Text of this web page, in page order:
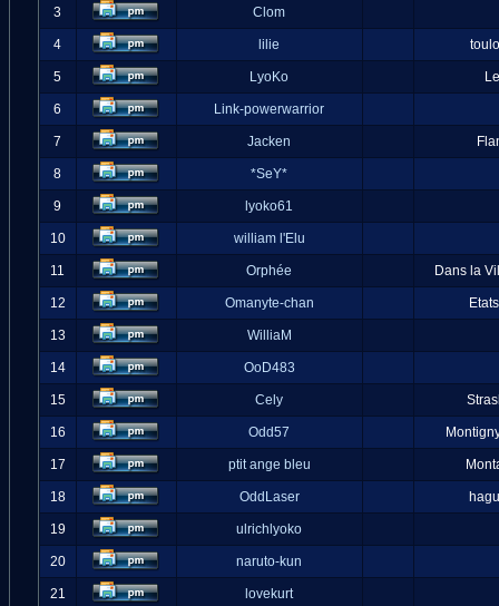
3 Clom
4 lilie
5 LyoKo
6 Link-powerwarrior
7 Jacken
8 *SeY*
9 lyoko61
10 william l'Elu
11 Orphée Dans la
12 Omanyte-chan
13 WilliaM
14 OoD483
15 Cely
16 Odd57
17 ptit ange bleu
18 OddLaser
19 ulrichlyoko
20 naruto-kun
21 lovekurt